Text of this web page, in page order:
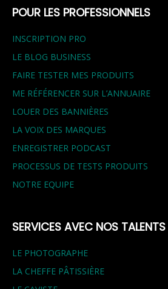
POUR LES PROFESSIONNELS
INSCRIPTION PRO
LE BLOG BUSINESS
FAIRE TESTER MES PRODUITS
ME RÉFÉRENCER SUR L’ANNUAIRE
LOUER DES BANNIÈRES
LA VOIX DES MARQUES
ENREGISTRER PODCAST
PROCESSUS DE TESTS PRODUITS
NOTRE EQUIPE
SERVICES AVEC NOS TALENTS
LE PHOTOGRAPHE
LA CHEFFE PÂTISSIÈRE